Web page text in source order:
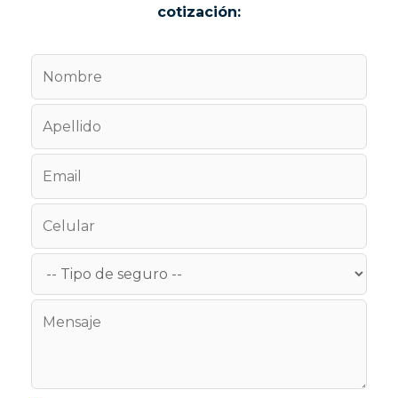
cotización: